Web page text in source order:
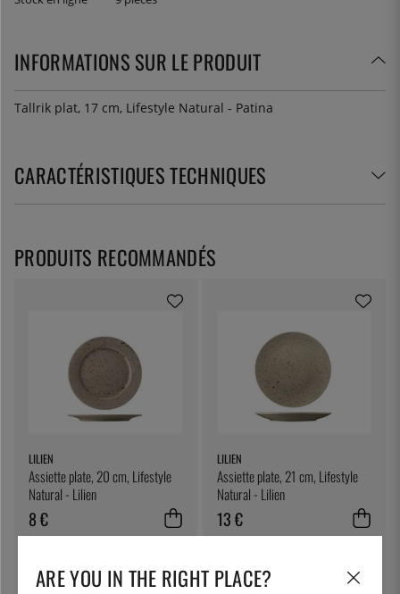
INFORMATIONS SUR LE PRODUIT
Tallrik plat, 17 cm, Lifestyle Natural - Patina
CARACTÉRISTIQUES TECHNIQUES
LILIEN
Assiette plate, 20 cm, Lifestyle
Natural - Lilien
8 €
LILIEN
Assiette plate, 21 cm, Lifestyle
Natural - Lilien
13 €
PRODUITS RECOMMANDÉS
ARE YOU IN THE RIGHT PLACE?